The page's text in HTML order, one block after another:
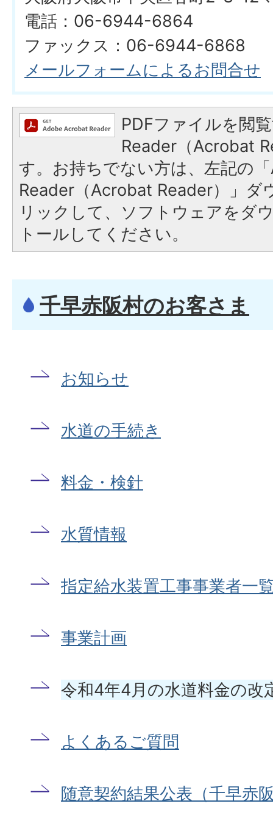
電話：06-6944-6864
ファックス：06-6944-6868
メールフォームによるお問合せ
PDFファイルを閲
Reader（Acrobat
す。お持ちでない方は、左記の
Reader（Acrobat Reader）」ダ
リックして、ソフトウェアをダ
トールしてください。
千早赤阪村のお客さま
お知らせ
水道の手続き
料金・検針
水質情報
指定給水装置工事事業者一
事業計画
令和4年4月の水道料金の改
よくあるご質問
随意契約結果公表（千早赤